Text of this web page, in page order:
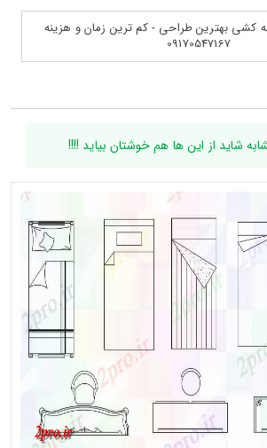
کشی بهترین طراحی - کم ترین زمان و هزینه
09170547167
شاید از این ها هم خوشتان بیاید !!!!